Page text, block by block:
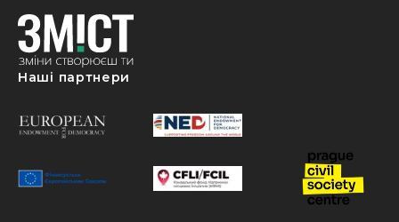
Наші партнери